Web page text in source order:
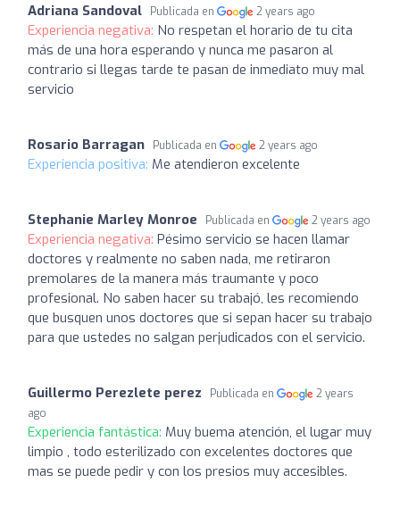
Adriana Sandoval Publicada en 2 years ago
Experiencia negativa: No respetan el horario de tu cita
más de una hora esperando y nunca me pasaron al
contrario si llegas tarde te pasan de inmediato muy mal
servicio
Rosario Barragan Publicada en 2 years ago
Experiencia positiva: Me atendieron excelente
Stephanie Marley Monroe Publicada en 2 years ago
Experiencia negativa: Pésimo servicio se hacen llamar
doctores y realmente no saben nada, me retiraron
premolares de la manera más traumante y poco
profesional. No saben hacer su trabajó, les recomiendo
que busquen unos doctores que si sepan hacer su trabajo
para que ustedes no salgan perjudicados con el servicio.
Guillermo Perezlete perez Publicada en
2 years
ago
Experiencia fantástica: Muy buema atención, el lugar muy
limpio , todo esterilizado con excelentes doctores que
mas se puede pedir y con los presios muy accesibles.